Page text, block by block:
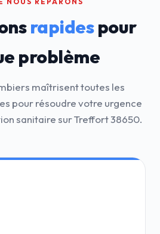
rapidespour
problème
maîtrisent toutes les
pour résoudre votre urgence
sanitaire sur Treffort 38650.